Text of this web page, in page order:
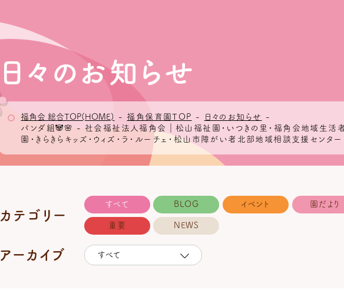
日々のお知らせ
福角会 総合TOP(HOME) - 福角保育園TOP - 日々のお知らせ
-
パンダ組🐼🌸 - 社会福祉法人福角会｜松山福祉園・いつきの里・福角会地域生活
園・きらきらキッズ・ウィズ・ラ・ルーチェ・松山市障がい者北部地域相談支援センタ
カテゴリー
すべて BLOG イベント 園だより
重要 NEWS
アーカイブ